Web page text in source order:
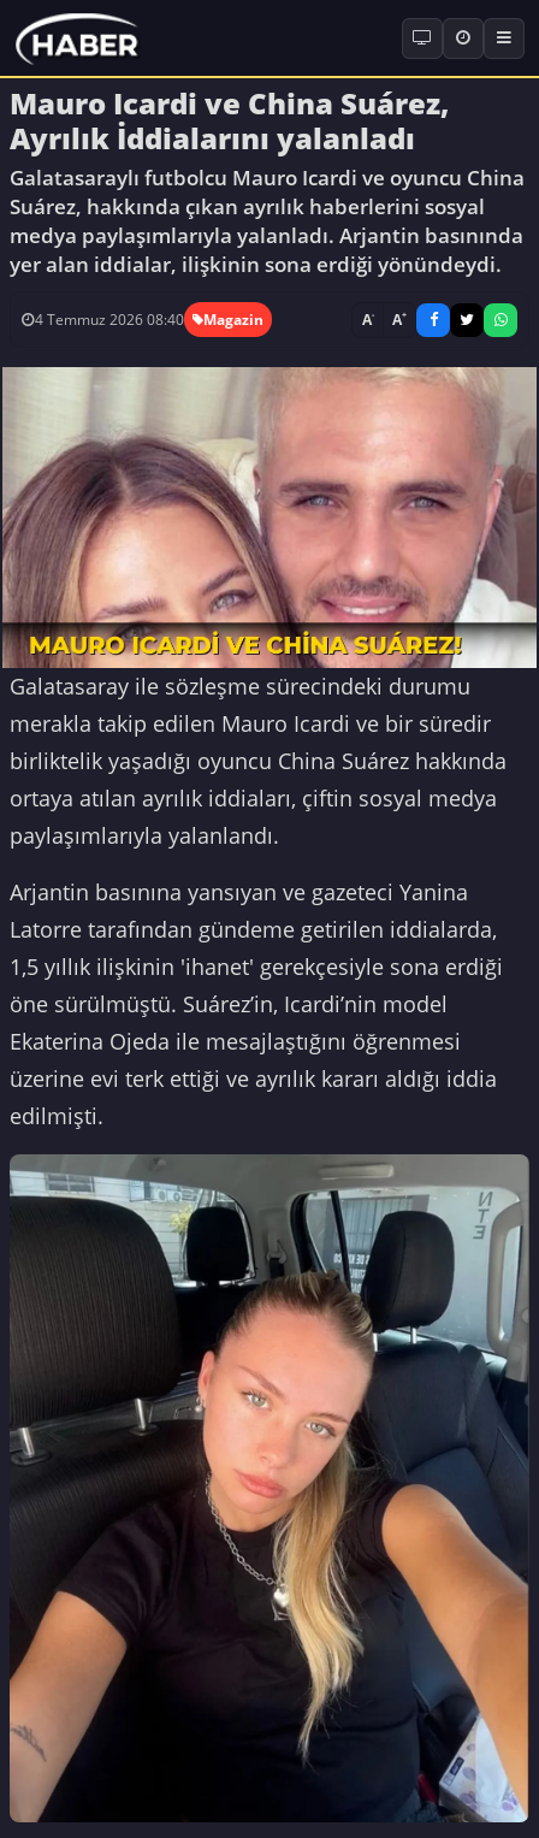
Mauro Icardi ve China Suárez,
Ayrılık İddialarını yalanladı
Galatasaraylı futbolcu Mauro Icardi ve oyuncu China
Suárez, hakkında çıkan ayrılık haberlerini sosyal
medya paylaşımlarıyla yalanladı. Arjantin basınında
yer alan iddialar, ilişkinin sona erdiği yönündeydi.
4 Temmuz 2026 08:40 Magazin A- A+
Galatasaray ile sözleşme sürecindeki durumu
merakla takip edilen Mauro Icardi ve bir süredir
birliktelik yaşadığı oyuncu China Suárez hakkında
ortaya atılan ayrılık iddiaları, çiftin sosyal medya
paylaşımlarıyla yalanlandı.
Arjantin basınına yansıyan ve gazeteci Yanina
Latorre tarafından gündeme getirilen iddialarda,
1,5 yıllık ilişkinin 'ihanet' gerekçesiyle sona erdiği
öne sürülmüştü. Suárez’in, Icardi’nin model
Ekaterina Ojeda ile mesajlaştığını öğrenmesi
üzerine evi terk ettiği ve ayrılık kararı aldığı iddia
edilmişti.